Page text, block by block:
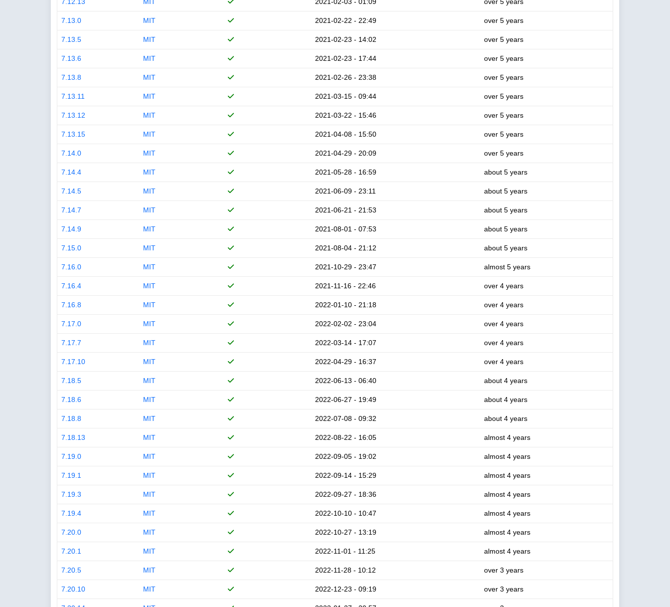
7.13.0 MIT 2021-02-22 - 22:49 over 5 years
7.13.5 MIT 2021-02-23 - 14:02 over 5 years
7.13.6 MIT 2021-02-23 - 17:44 over 5 years
7.13.8 MIT 2021-02-26 - 23:38 over 5 years
7.13.11 MIT 2021-03-15 - 09:44 over 5 years
7.13.12 MIT 2021-03-22 - 15:46 over 5 years
7.13.15 MIT 2021-04-08 - 15:50 over 5 years
7.14.0 MIT 2021-04-29 - 20:09 over 5 years
7.14.4 MIT 2021-05-28 - 16:59 about 5 years
7.14.5 MIT 2021-06-09 - 23:11 about 5 years
7.14.7 MIT 2021-06-21 - 21:53 about 5 years
7.14.9 MIT 2021-08-01 - 07:53 about 5 years
7.15.0 MIT 2021-08-04 - 21:12 about 5 years
7.16.0 MIT 2021-10-29 - 23:47 almost 5 years
7.16.4 MIT 2021-11-16 - 22:46 over 4 years
7.16.8 MIT 2022-01-10 - 21:18 over 4 years
7.17.0 MIT 2022-02-02 - 23:04 over 4 years
7.17.7 MIT 2022-03-14 - 17:07 over 4 years
7.17.10 MIT 2022-04-29 - 16:37 over 4 years
7.18.5 MIT 2022-06-13 - 06:40 about 4 years
7.18.6 MIT 2022-06-27 - 19:49 about 4 years
7.18.8 MIT 2022-07-08 - 09:32 about 4 years
7.18.13 MIT 2022-08-22 - 16:05 almost 4 years
7.19.0 MIT 2022-09-05 - 19:02 almost 4 years
7.19.1 MIT 2022-09-14 - 15:29 almost 4 years
7.19.3 MIT 2022-09-27 - 18:36 almost 4 years
7.19.4 MIT 2022-10-10 - 10:47 almost 4 years
7.20.0 MIT 2022-10-27 - 13:19 almost 4 years
7.20.1 MIT 2022-11-01 - 11:25 almost 4 years
7.20.5 MIT 2022-11-28 - 10:12 over 3 years
7.20.10 MIT 2022-12-23 - 09:19 over 3 years